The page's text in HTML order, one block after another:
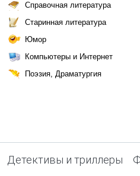
Справочная литература
Старинная литература
Юмор
Компьютеры и Интернет
Поэзия, Драматургия
Детективы и триллеры